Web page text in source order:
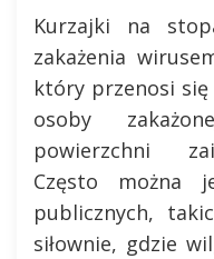
Kurzajki na
zakażenia
który przenosi
osoby
powierzchni
Często można
publicznych,
siłownie, gdzie